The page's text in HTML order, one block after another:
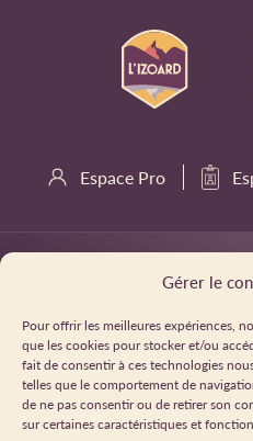
Gérer le
Pour offrir les meilleures expériences,
que les cookies pour stocker et/ou
fait de consentir à ces technologies
telles que le comportement de
de ne pas consentir ou de retirer son
sur certaines caractéristiques et
Espace Pro